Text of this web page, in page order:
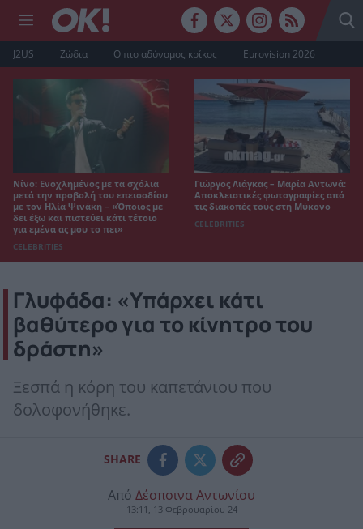
J2US Ζώδια Ο πιο αδύναμος κρίκος Eurovision 2026
Νίνο: Ενοχλημένος με τα σχόλια
μετά την προβολή του επεισοδίου
με τον Ηλία Ψινάκη – «Όποιος με
δει έξω και πιστεύει κάτι τέτοιο
για εμένα ας μου το πει»
CELEBRITIES
Γιώργος Λιάγκας – Μαρία Αντωνά:
Αποκλειστικές φωτογραφίες από
τις διακοπές τους στη Μύκονο
CELEBRITIES
Γλυφάδα: «Υπάρχει κάτι
βαθύτερο για το κίνητρο του
δράστη»
Ξεσπά η κόρη του καπετάνιου που
δολοφονήθηκε.
SHARE
Από Δέσποινα Αντωνίου
13:11, 13 Φεβρουαρίου 24